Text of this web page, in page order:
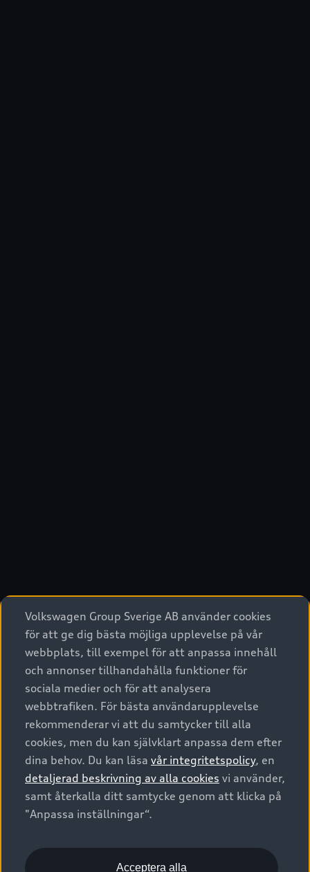
Volkswagen Group Sverige AB använder cookies
för att ge dig bästa möjliga upplevelse på vår
webbplats, till exempel för att anpassa innehåll
och annonser tillhandahålla funktioner för
sociala medier och för att analysera
webbtrafiken. För bästa användarupplevelse
rekommenderar vi att du samtycker till alla
cookies, men du kan självklart anpassa dem efter
dina behov. Du kan läsa vår integritetspolicy, en
detaljerad beskrivning av alla cookies vi använder,
samt återkalla ditt samtycke genom att klicka på
"Anpassa inställningar“.
Acceptera alla